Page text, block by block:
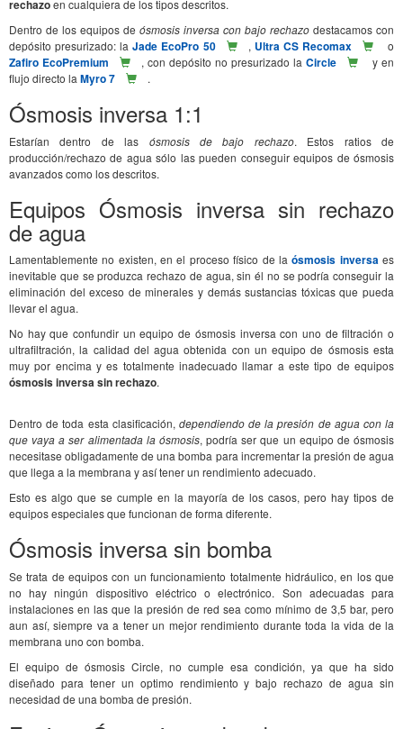
rechazoen cualquiera de los tipos descritos.
Dentro de los equipos de ósmosis inversa con bajo rechazo destacamos con
depósito presurizado: laJade EcoPro 50 , Ultra CS Recomax o
Zafiro EcoPremium , con depósito no presurizado la Circle
y en
flujo directo la Myro 7 .
Ósmosis inversa 1:1
Estarían dentro de las ósmosis de bajo rechazo. Estos ratios de
producción/rechazo de agua sólo las pueden conseguir equipos de ósmosis
avanzados como los descritos.
Equipos Ósmosis inversa sin rechazo
de agua
Lamentablemente no existen, en el proceso físico de laósmosis inversa es
inevitable que se produzca rechazo de agua, sin él no se podría conseguir la
eliminación del exceso de minerales y demás sustancias tóxicas que pueda
llevar el agua.
No hay que confundir un equipo de ósmosis inversa con uno de filtración o
ultrafiltración, la calidad del agua obtenida con un equipo de ósmosis esta
muy por encima y es totalmente inadecuado llamar a este tipo de equipos
ósmosis inversa sin rechazo.
Dentro de toda esta clasificación, dependiendo de la presión de agua con la
que vaya a ser alimentada la ósmosis, podría ser que un equipo de ósmosis
necesitase obligadamente de una bomba para incrementar la presión de agua
que llega a la membrana y así tener un rendimiento adecuado.
Esto es algo que se cumple en la mayoría de los casos, pero hay tipos de
equipos especiales que funcionan de forma diferente.
Ósmosis inversa sin bomba
Se trata de equipos con un funcionamiento totalmente hidráulico, en los que
no hay ningún dispositivo eléctrico o electrónico. Son adecuadas para
instalaciones en las que la presión de red sea como mínimo de 3,5 bar, pero
aun así, siempre va a tener un mejor rendimiento durante toda la vida de la
membrana uno con bomba.
El equipo de ósmosis Circle, no cumple esa condición, ya que ha sido
diseñado para tener un optimo rendimiento y bajo rechazo de agua sin
necesidad de una bomba de presión.